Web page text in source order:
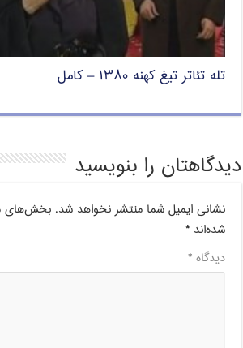
تله تئاتر تیغ کهنه ۱۳۸۰ – کامل
دیدگاهتان را بنویسید
نشانی ایمیل شما منتشر نخواهد شد. بخش‌های
شده‌اند*
دیدگاه*